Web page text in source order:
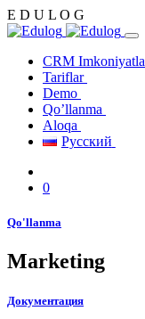
E D U L O G
CRM
Tariflar
Demo
Qo’llanma
Aloqa
Русский
0
Qo'llanma
Marketing
Документация